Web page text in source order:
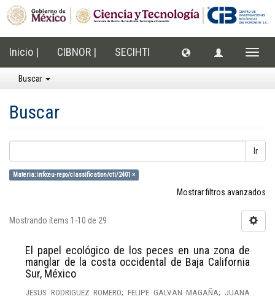
Inicio | CIBNOR | SECIHTI
Buscar
Buscar
Ir
Materia: info:eu-repo/classification/cti/2401 ×
Mostrar filtros avanzados
Mostrando ítems 1-10 de 29
El papel ecológico de los peces en una zona de
manglar de la costa occidental de Baja California
Sur, México
JESUS RODRIGUEZ ROMERO; FELIPE GALVAN MAGAÑA; JUANA